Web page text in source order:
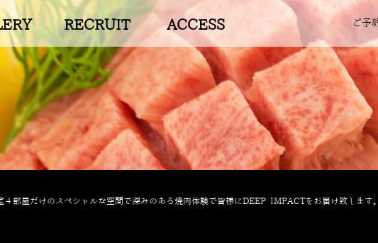
RECRUIT ACCESS ご予
部屋だけのスペシャルな空間で深みのある焼肉体験で皆様にDEEP IMPACTをお届け致します。